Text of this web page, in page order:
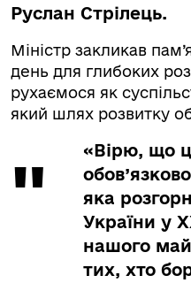
Руслан Стрілець.
Міністр закликав
день для глибоких
рухаємося як
який шлях розвитку
«Вірю, що
яка
України у
нашого
тих, хто